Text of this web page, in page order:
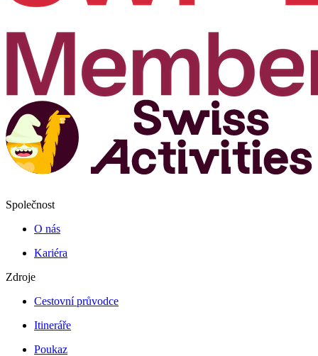
Společnost
O nás
Kariéra
Zdroje
Cestovní průvodce
Itineráře
Poukaz